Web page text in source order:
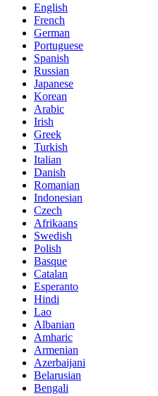
English
French
German
Portuguese
Spanish
Russian
Japanese
Korean
Arabic
Irish
Greek
Turkish
Italian
Danish
Romanian
Indonesian
Czech
Afrikaans
Swedish
Polish
Basque
Catalan
Esperanto
Hindi
Lao
Albanian
Amharic
Armenian
Azerbaijani
Belarusian
Bengali